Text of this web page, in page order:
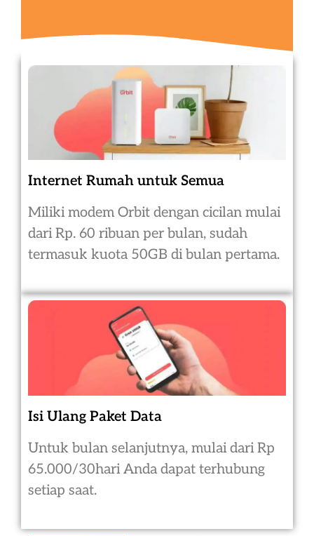
Internet Rumah untuk Semua
Miliki modem Orbit dengan cicilan mulai
dari Rp. 60 ribuan per bulan, sudah
termasuk kuota 50GB di bulan pertama.
Isi Ulang Paket Data
Untuk bulan selanjutnya, mulai dari Rp
65.000/30hari Anda dapat terhubung
setiap saat.